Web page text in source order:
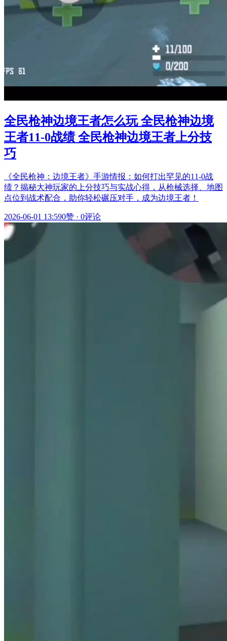
全民枪神边境王者怎么玩 全民枪神边境
王者11-0战绩 全民枪神边境王者上分技
巧
《全民枪神：边境王者》手游情报：如何打出罕见的11-0战
绩？揭秘大神玩家的上分技巧与实战心得，从枪械选择、地图
点位到战术配合，助你轻松碾压对手，成为边境王者！
2026-06-01 13:590赞 · 0评论